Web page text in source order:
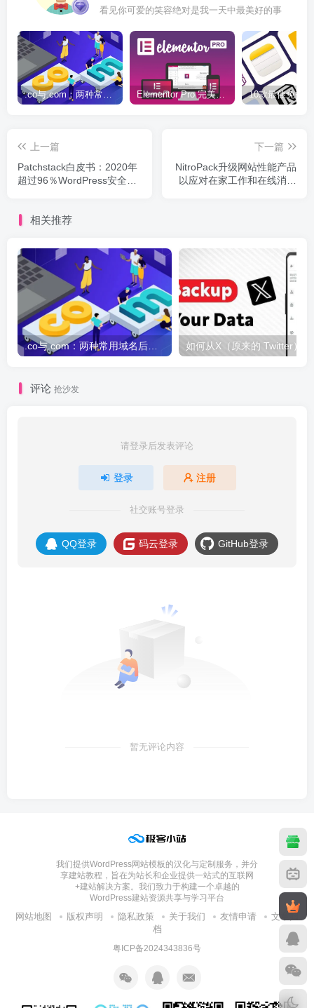
看见你可爱的笑容绝对是我一天中最美好的事
.co与.com：两种常用域名后缀名完全指南 Elementor Pro 完美汉化中文版（含全套模板）|可视化编辑页面自定义设计WordPress插件
上一篇
Patchstack白皮书：2020年
超过96％WordPress安全问
下一篇
NitroPack升级网站性能产品
以应对在家工作和在线消费
相关推荐
评论 抢沙发
请登录后发表评论
登录 注册
社交账号登录
QQ登录 码云登录 GitHub登录
暂无评论内容
我们提供WordPress网站模板的汉化与定制服务，并分
享建站教程，旨在为站长和企业提供一站式的互联网
+建站解决方案。我们致力于构建一个卓越的
WordPress建站资源共享与学习平台
网站地图 版权声明 隐私政策 关于我们 友情申请
文章归
档
粤ICP备2024343836号